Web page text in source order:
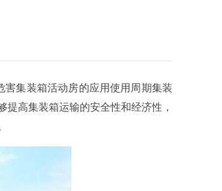
集装箱活动房的应用使用周期集装
高集装箱运输的安全性和经济性，